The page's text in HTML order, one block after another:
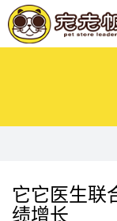
它它医生联
绩增长